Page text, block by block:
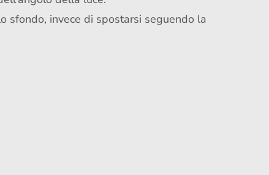
sfondo, invece di spostarsi seguendo la